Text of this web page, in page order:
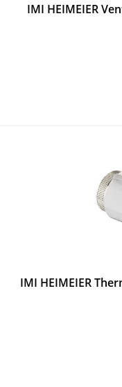
IMI HEIMEIER
IMI HEIMEIER